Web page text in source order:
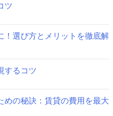
ツ
！選び方とメリットを徹底解
するコツ
めの秘訣：賃貸の費用を最大